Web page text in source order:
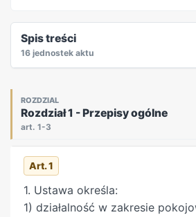
Spis treści
16 jednostek aktu
ROZDZIAL
Rozdział 1 - Przepisy ogólne
art. 1-3
Art. 1
1. Ustawa określa:
1) działalność w zakresie